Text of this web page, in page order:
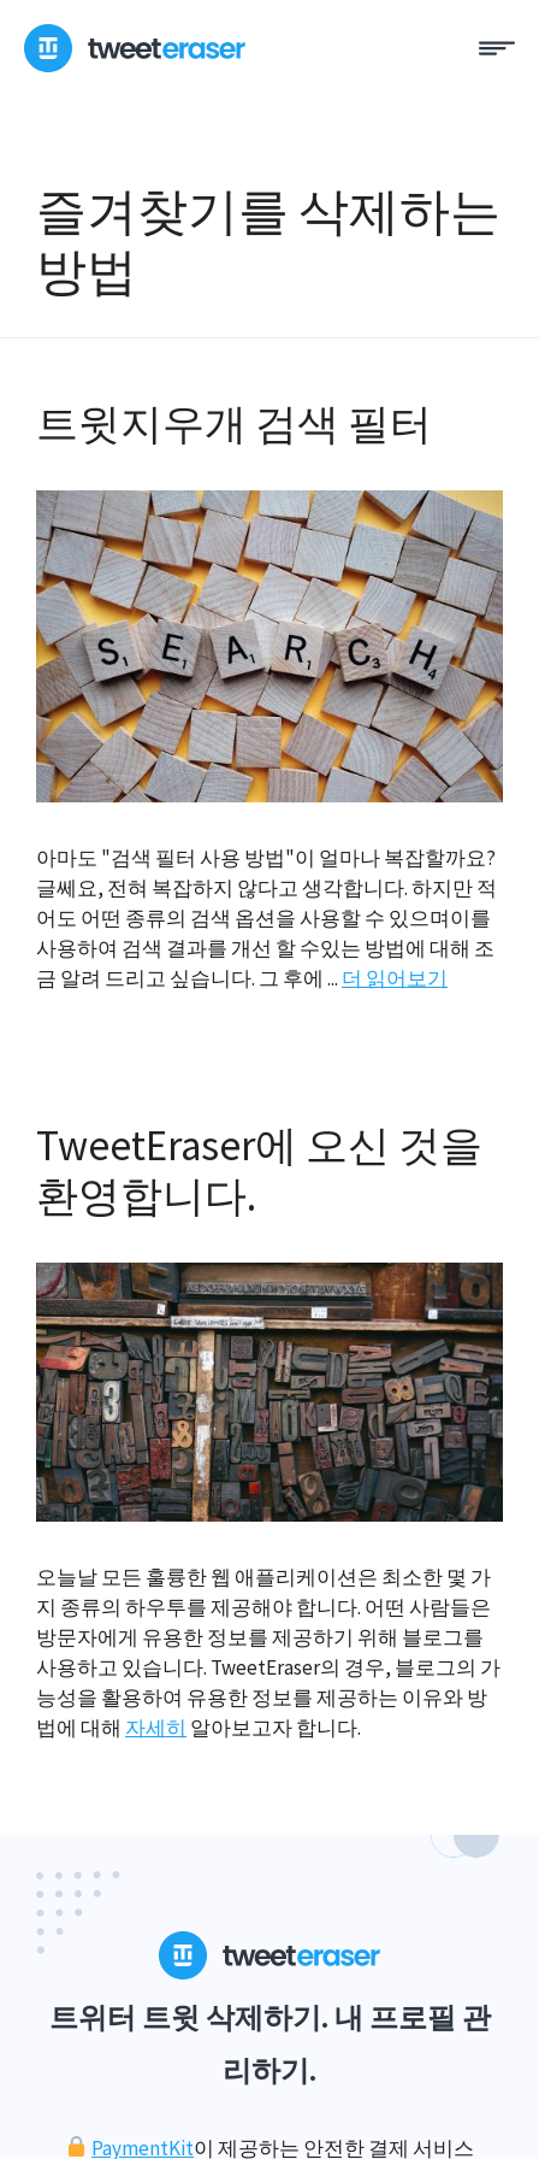
메
즐겨찾기를 삭제하는
방법
트윗지우개 검색 필터
아마도 "검색 필터 사용 방법"이 얼마나 복잡할까요?
글쎄요, 전혀 복잡하지 않다고 생각합니다. 하지만 적
어도 어떤 종류의 검색 옵션을 사용할 수 있으며이를
사용하여 검색 결과를 개선 할 수있는 방법에 대해 조
금 알려 드리고 싶습니다. 그 후에 ... 더 읽어보기
TweetEraser에 오신 것을
환영합니다.
오늘날 모든 훌륭한 웹 애플리케이션은 최소한 몇 가
지 종류의 하우투를 제공해야 합니다. 어떤 사람들은
방문자에게 유용한 정보를 제공하기 위해 블로그를
사용하고 있습니다. TweetEraser의 경우, 블로그의 가
능성을 활용하여 유용한 정보를 제공하는 이유와 방
법에 대해 자세히 알아보고자 합니다.
트위터 트윗 삭제하기. 내 프로필 관
리하기.
PaymentKit이 제공하는 안전한 결제 서비스